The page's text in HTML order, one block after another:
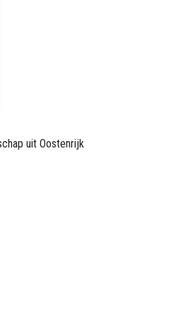
uit Oostenrijk